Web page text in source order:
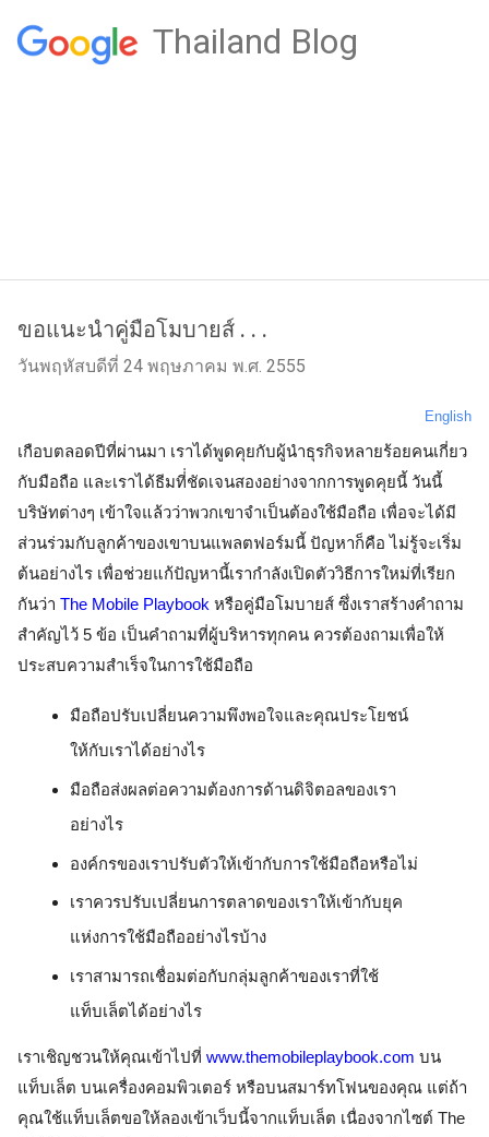
Thailand Blog
ขอแนะนำคู่มือโมบายส์ . . .
วันพฤหัสบดีที่ 24 พฤษภาคม พ.ศ. 2555
English
เกือบตลอดปีที่ผ่านมา เราได้พูดคุยกับผู้นำธุรกิจหลายร้อยคนเกี่ยว
กับมือถือ และเราได้ธีมที่่ชัดเจนสองอย่างจากการพูดคุยนี้ วันนี้
บริษัทต่างๆ เข้าใจแล้วว่าพวกเขาจำเป็นต้องใช้มือถือ เพื่อจะได้มี
ส่วนร่วมกับลูกค้าของเขาบนแพลตฟอร์มนี้ ปัญหาก็คือ ไม่รู้จะเริ่ม
ต้นอย่างไร เพื่อช่วยแก้ปัญหานี้เรากำลังเปิดตัววิธีการใหม่ที่เรียก
กันว่า The Mobile Playbook หรือคู่มือโมบายส์ ซึ่งเราสร้างคำถาม
สำคัญไว้ 5 ข้อ เป็นคำถามที่ผู้บริหารทุกคน ควรต้องถามเพื่อให้
ประสบความสำเร็จในการใช้มือถือ
มือถือปรับเปลี่ยนความพึงพอใจและคุณประโยชน์
ให้กับเราได้อย่างไร
มือถือส่งผลต่อความต้องการด้านดิจิตอลของเรา
อย่างไร
องค์กรของเราปรับตัวให้เข้ากับการใช้มือถือหรือไม่
เราควรปรับเปลี่ยนการตลาดของเราให้เข้ากับยุค
แห่งการใช้มือถืออย่างไรบ้าง
เราสามารถเชื่อมต่อกับกลุ่มลูกค้าของเราที่ใช้
แท็บเล็ตได้อย่างไร
เราเชิญชวนให้คุณเข้าไปที่ www.themobileplaybook.com บน
แท็บเล็ต บนเครื่องคอมพิวเตอร์ หรือบนสมาร์ทโฟนของคุณ แต่ถ้า
คุณใช้แท็บเล็ตขอให้ลองเข้าเว็บนี้จากแท็บเล็ต เนื่องจากไซต์ The